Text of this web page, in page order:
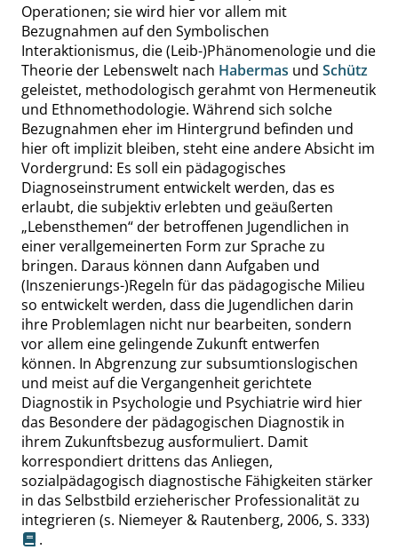
Operationen; sie wird hier vor allem mit
Bezugnahmen auf den Symbolischen
Interaktionismus, die (Leib-)Phänomenologie und die
Theorie der Lebenswelt nach Habermas und Schütz
geleistet, methodologisch gerahmt von Hermeneutik
und Ethnomethodologie. Während sich solche
Bezugnahmen eher im Hintergrund befinden und
hier oft implizit bleiben, steht eine andere Absicht im
Vordergrund: Es soll ein pädagogisches
Diagnoseinstrument entwickelt werden, das es
erlaubt, die subjektiv erlebten und geäußerten
„Lebensthemen“der betroffenen Jugendlichen in
einer verallgemeinerten Form zur Sprache zu
bringen. Daraus können dann Aufgaben und
(Inszenierungs-)Regeln für das pädagogische Milieu
so entwickelt werden, dass die Jugendlichen darin
ihre Problemlagen nicht nur bearbeiten, sondern
vor allem eine gelingende Zukunft entwerfen
können. In Abgrenzung zur subsumtionslogischen
und meist auf die Vergangenheit gerichtete
Diagnostik in Psychologie und Psychiatrie wird hier
das Besondere der pädagogischen Diagnostik in
ihrem Zukunftsbezug ausformuliert. Damit
korrespondiert drittens das Anliegen,
sozialpädagogisch diagnostische Fähigkeiten stärker
in das Selbstbild erzieherischer Professionalität zu
integrieren (s. Niemeyer & Rautenberg, 2006, S. 333)
.